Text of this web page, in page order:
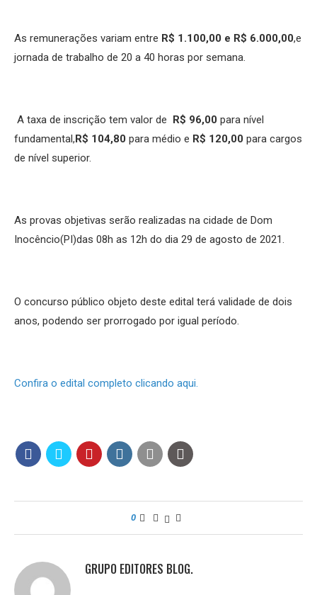
As remunerações variam entre R$ 1.100,00 e R$ 6.000,00,e
jornada de trabalho de 20 a 40 horas por semana.
A taxa de inscrição tem valor de R$ 96,00 para nível
fundamental,R$ 104,80 para médio e R$ 120,00 para cargos
de nível superior.
As provas objetivas serão realizadas na cidade de Dom
Inocêncio(PI)das 08h as 12h do dia 29 de agosto de 2021.
O concurso público objeto deste edital terá validade de dois
anos, podendo ser prorrogado por igual período.
Confira o edital completo clicando aqui.
0
GRUPO EDITORES BLOG.